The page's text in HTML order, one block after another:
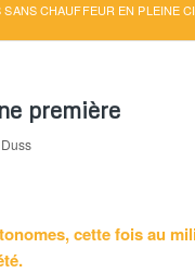
SANS CHAUFFEUR EN PLEINE
première
cette fois au